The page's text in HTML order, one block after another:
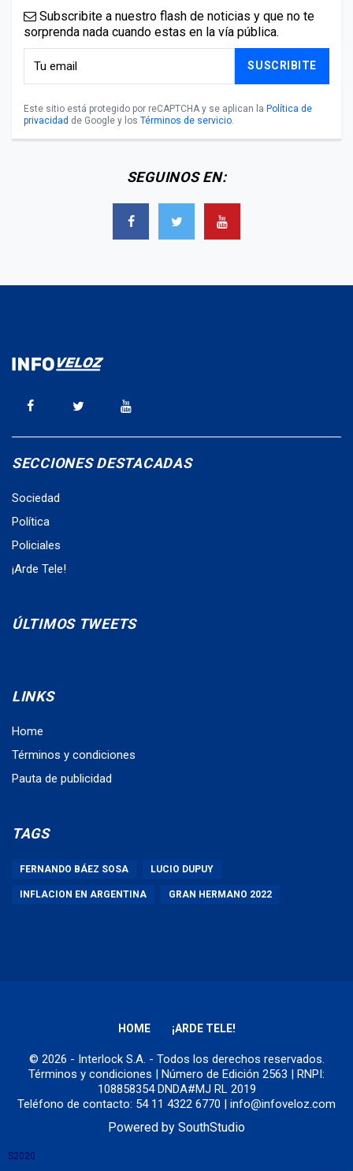
Subscribite a nuestro flash de noticias y que no te
sorprenda nada cuando estas en la vía pública.
SUSCRIBITE
Este sitio está protegido por reCAPTCHA y se aplican la Política de
privacidad de Google y los Términos de servicio.
SEGUINOS EN:
SECCIONES DESTACADAS
Sociedad
Política
Policiales
¡Arde Tele!
ÚLTIMOS TWEETS
LINKS
Home
Términos y condiciones
Pauta de publicidad
TAGS
FERNANDO BÁEZ SOSA LUCIO DUPUY
INFLACION EN ARGENTINA GRAN HERMANO 2022
HOME ¡ARDE TELE!
© 2026 - Interlock S.A. - Todos los derechos reservados.
Términos y condiciones | Número de Edición 2563 | RNPI:
108858354 DNDA#MJ RL 2019
Teléfono de contacto: 54 11 4322 6770 | info@infoveloz.com
Powered by SouthStudio
S2020